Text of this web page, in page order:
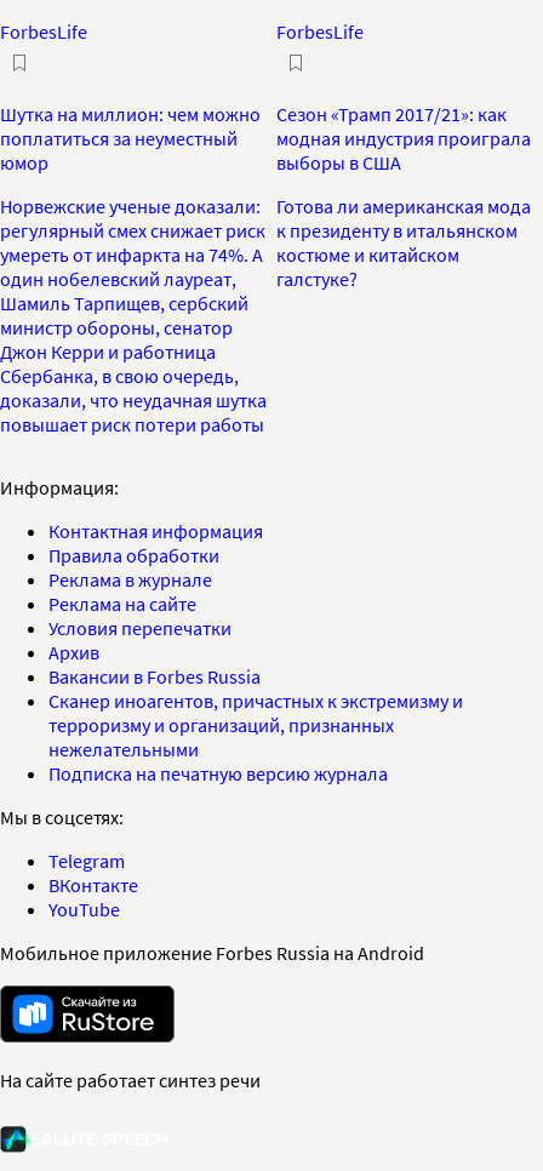
ForbesLife
Шутка на миллион: чем можно
поплатиться за неуместный
юмор
Норвежские ученые доказали:
регулярный смех снижает риск
умереть от инфаркта на 74%. А
один нобелевский лауреат,
Шамиль Тарпищев, сербский
министр обороны, сенатор
Джон Керри и работница
Сбербанка, в свою очередь,
доказали, что неудачная шутка
повышает риск потери работы
ForbesLife
Сезон «Трамп 2017/21»: как
модная индустрия проиграла
выборы в США
Готова ли американская мода
к президенту в итальянском
костюме и китайском
галстуке?
Информация:
Контактная информация
Правила обработки
Реклама в журнале
Реклама на сайте
Условия перепечатки
Архив
Вакансии в Forbes Russia
Сканер иноагентов, причастных к экстремизму и
терроризму и организаций, признанных
нежелательными
Подписка на печатную версию журнала
Мы в соцсетях:
Telegram
ВКонтакте
YouTube
Мобильное приложение Forbes Russia на Android
На сайте работает синтез речи